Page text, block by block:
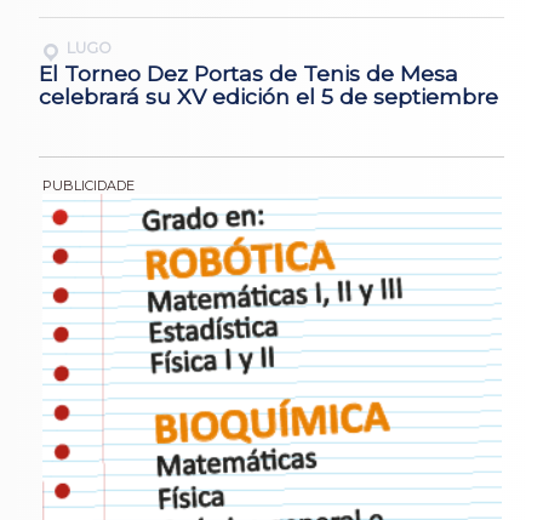
LUGO
El Torneo Dez Portas de Tenis de Mesa
celebrará su XV edición el 5 de septiembre